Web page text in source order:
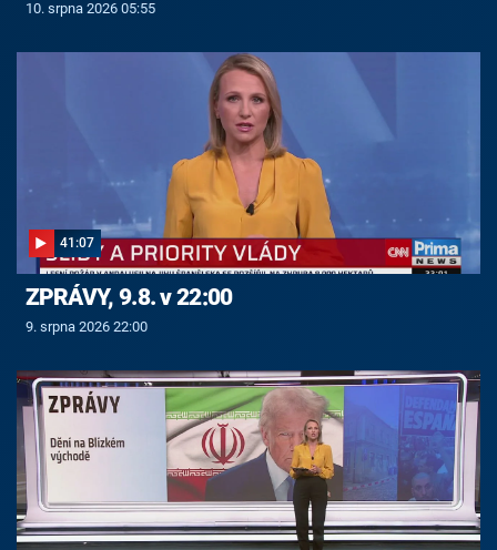
10. srpna 2026 05:55
41:07
ZPRÁVY, 9.8. v 22:00
9. srpna 2026 22:00